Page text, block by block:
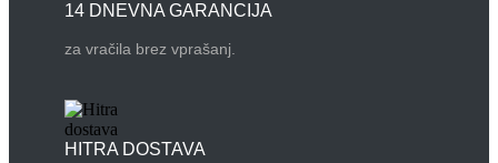
14 DNEVNA GARANCIJA
za vračila brez vprašanj.
HITRA DOSTAVA